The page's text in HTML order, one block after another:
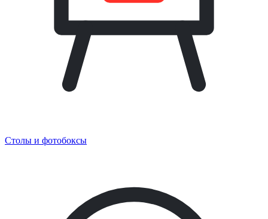
Столы и фотобоксы